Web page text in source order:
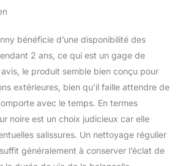
des journées moins
ensoleillées
BALANCELLE DE PATIO
EN ACIER : Construite en
acier robuste et reposant
sur un cadre en "A"
particulièrement stable,
cette balancelle de jardin
extérieure peut
facilement accueillir deux
bénéficie d’une disponibilité des
2 ans, ce qui est un gage de
le produit semble bien conçu pour
extérieures, bien qu’il faille attendre de
avec le temps. En termes
noire est un choix judicieux car elle
salissures. Un nettoyage régulier
généralement à conserver l’éclat de